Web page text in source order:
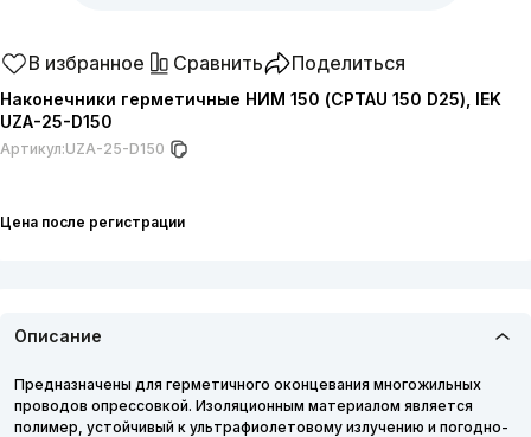
В избранное Сравнить Поделиться
Наконечники герметичные НИМ 150 (CPTAU 150 D25), IEK
UZA-25-D150
Артикул:UZA-25-D150
Цена после регистрации
Описание
Предназначены для герметичного оконцевания многожильных
проводов опрессовкой. Изоляционным материалом является
полимер, устойчивый к ультрафиолетовому излучению и погодно-